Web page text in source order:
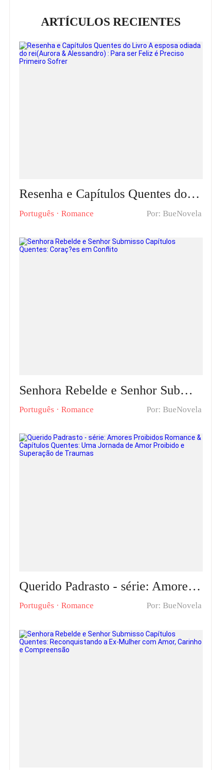
ARTÍCULOS RECIENTES
Resenha e Capítulos Quentes do Livro A esposa odiada do rei(Aurora & Alessandro) : Para ser Feliz é Preciso Primeiro Sofrer
Português ·Romance Por: BueNovela
Senhora Rebelde e Senhor Submisso Capítulos Quentes: Coraç?es em Conflito
Português ·Romance Por: BueNovela
Querido Padrasto - série: Amores Proibidos Romance & Capítulos Quentes: Uma Jornada de Amor Proibido e Superação de Traumas
Português ·Romance Por: BueNovela